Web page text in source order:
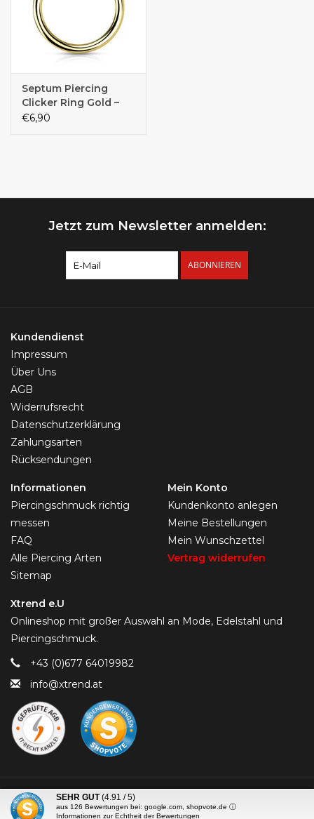
Septum Piercing
Clicker Ring Gold –
Chirurgenstahl 316L
€6,90
Jetzt zum Newsletter anmelden:
ABONNIEREN
Kundendienst
Impressum
Über Uns
AGB
Widerrufsrecht
Datenschutzerklärung
Zahlungsarten
Rücksendungen
Informationen
Piercingschmuck richtig
messen
FAQ
Alle Piercing Arten
Sitemap
Mein Konto
Kundenkonto anlegen
Meine Bestellungen
Mein Wunschzettel
Vertrag widerrufen
Xtrend e.U
Onlineshop mit großer Auswahl an Mode, Edelstahl und
Piercingschmuck.
+43 (0)677 64019982
info@xtrend.at
© Copyright 2026 Piercing-Trend.com -
SEHR GUT (4.91 / 5)
aus 126 Bewertungen bei: google.com, shopvote.de ⓘ
Informationen zur Echtheit der Bewertungen